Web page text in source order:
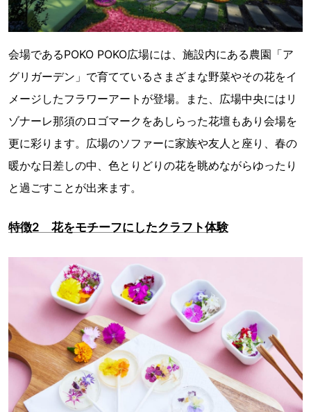
会場であるPOKO POKO広場には、施設内にある農園「ア
グリガーデン」で育てているさまざまな野菜やその花をイ
メージしたフラワーアートが登場。また、広場中央にはリ
ゾナーレ那須のロゴマークをあしらった花壇もあり会場を
更に彩ります。広場のソファーに家族や友人と座り、春の
暖かな日差しの中、色とりどりの花を眺めながらゆったり
と過ごすことが出来ます。
特徴2 花をモチーフにしたクラフト体験